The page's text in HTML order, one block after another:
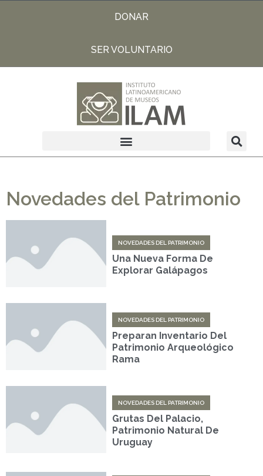
DONAR
SER VOLUNTARIO
Novedades del Patrimonio
NOVEDADES DEL PATRIMONIO
Una Nueva Forma De
Explorar Galápagos
NOVEDADES DEL PATRIMONIO
Preparan Inventario Del
Patrimonio Arqueológico
Rama
NOVEDADES DEL PATRIMONIO
Grutas Del Palacio,
Patrimonio Natural De
Uruguay